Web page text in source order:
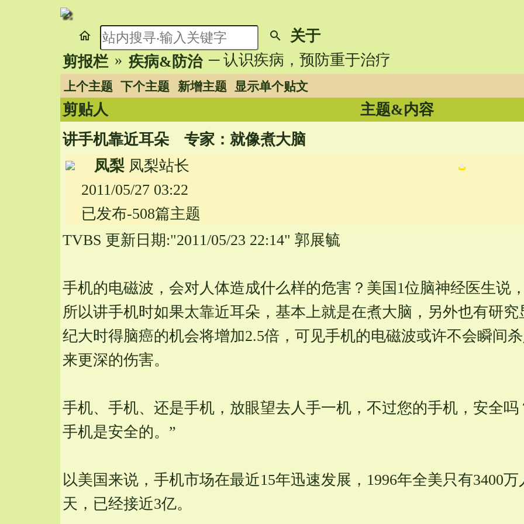
home search 关于
剪报栏 » 疾病&防治 ─ 认识疾病，预防重于治疗
上个主题 下个主题 新增主题 显示单个贴文
剪贴人
主题&内容
讲手机靠近耳朵 专家：就像煮大脑
凤梨凤梨站长
2011/05/27 03:22
已发布-508篇主题
TVBS 更新日期:"2011/05/23 22:14" 郭展毓
手机的电磁波，会对人体造成什么样的危害？美国1位脑神经医生说
所以讲手机时如果太靠近耳朵，基本上就是在煮大脑，另外也有研
纪大时得脑癌的机会将增加2.5倍，可见手机的电磁波或许不会瞬间
来更深的伤害。
手机、手机、还是手机，放眼望去人手一机，不过您的手机，安全
手机是安全的。”
以美国来说，手机市场在最近15年迅速发展，1996年全美只有3400
天，已经接近3亿。